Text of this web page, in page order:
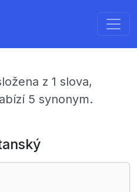
z 1 slova,
5 synonym.